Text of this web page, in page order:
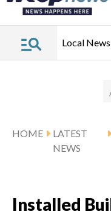
Local News
HOME
LATEST
NEWS
Installed